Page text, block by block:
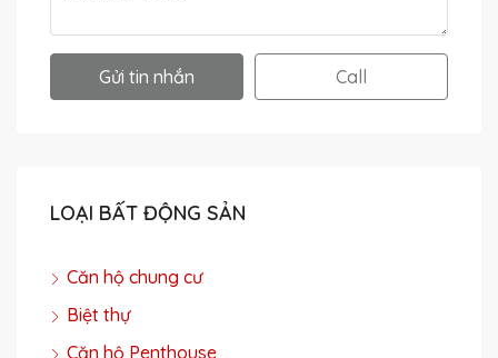
Gửi tin nhắn Call
LOẠI BẤT ĐỘNG SẢN
Căn hộ chung cư
Biệt thự
Căn hộ Penthouse